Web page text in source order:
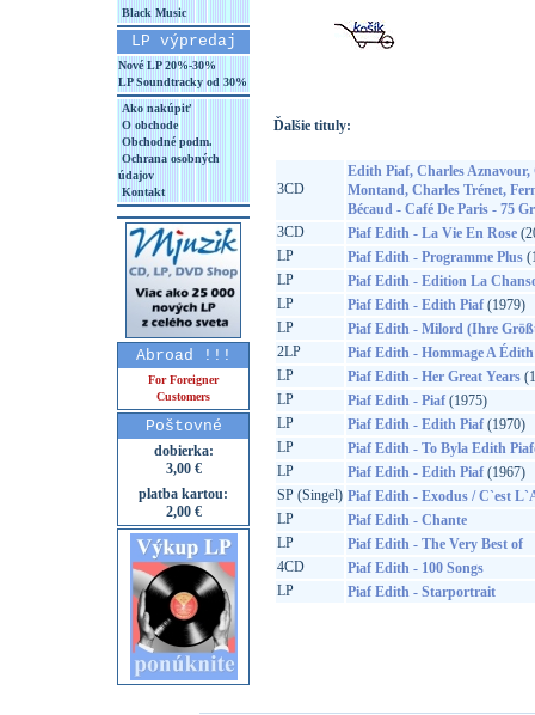
Black Music
LP výpredaj
Nové LP 20%-30%
LP Soundtracky od 30%
Ako nakúpiť
O obchode
Obchodné podm.
Ochrana osobných
údajov
Kontakt
Abroad !!!
For Foreigner
Customers
Poštovné
dobierka:
3,00 €
platba kartou:
2,00 €
Ďalšie tituly:
3CD
Edith Piaf, Charles Aznavour,
Montand, Charles Trénet,
Bécaud - Café De Paris - 75
3CD
Piaf Edith - La Vie En Rose
LP
Piaf Edith - Programme Plus
LP
Piaf Edith - Edition La
LP
Piaf Edith - Edith Piaf(1979)
LP
Piaf Edith - Milord (Ihre
2LP
Piaf Edith - Hommage A
LP
Piaf Edith - Her Great Years
LP
Piaf Edith - Piaf(1975)
LP
Piaf Edith - Edith Piaf(1970)
LP
Piaf Edith - To Byla Edith
LP
Piaf Edith - Edith Piaf(1967)
SP (Singel) Piaf Edith - Exodus / C`est
LP
Piaf Edith - Chante
LP
Piaf Edith - The Very Best of
4CD
Piaf Edith - 100 Songs
LP
Piaf Edith - Starportrait